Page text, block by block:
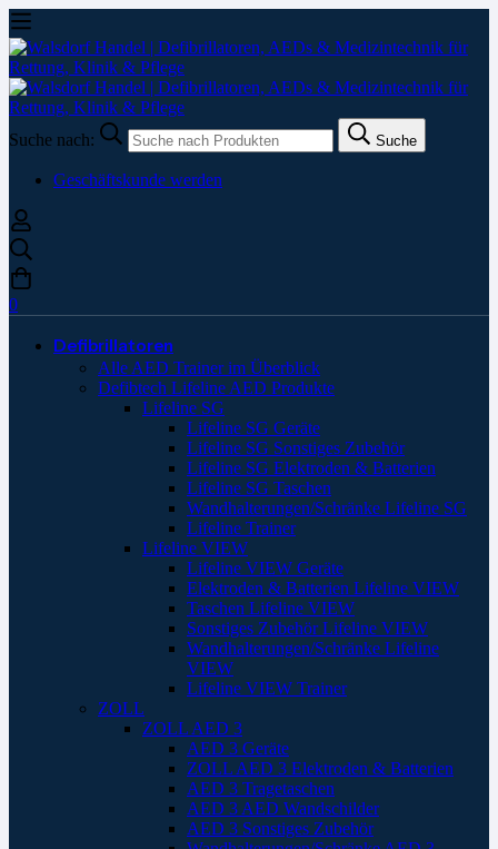
Suche nach: Suche
Geschäftskunde werden
0
Defibrillatoren
Alle AED Trainer im Überblick
Defibtech Lifeline AED Produkte
Lifeline SG
Lifeline SG Geräte
Lifeline SG Sonstiges Zubehör
Lifeline SG Elektroden & Batterien
Lifeline SG Taschen
Wandhalterungen/Schränke Lifeline SG
Lifeline Trainer
Lifeline VIEW
Lifeline VIEW Geräte
Elektroden & Batterien Lifeline VIEW
Taschen Lifeline VIEW
Sonstiges Zubehör Lifeline VIEW
Wandhalterungen/Schränke Lifeline
VIEW
Lifeline VIEW Trainer
ZOLL
ZOLL AED 3
AED 3 Geräte
ZOLL AED 3 Elektroden & Batterien
AED 3 Tragetaschen
AED 3 AED Wandschilder
AED 3 Sonstiges Zubehör